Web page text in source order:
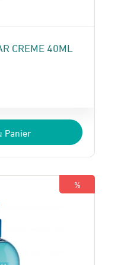
CREME 40ML
Panier
%